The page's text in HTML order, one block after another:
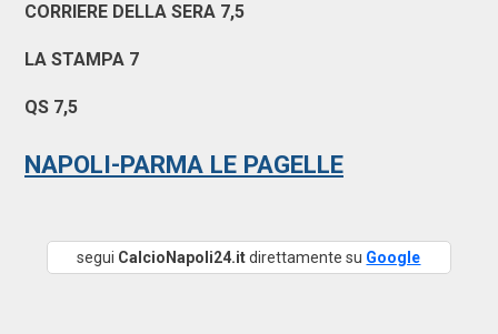
CORRIERE DELLA SERA 7,5
LA STAMPA 7
QS 7,5
NAPOLI-PARMA LE PAGELLE
segui CalcioNapoli24.itdirettamente su Google